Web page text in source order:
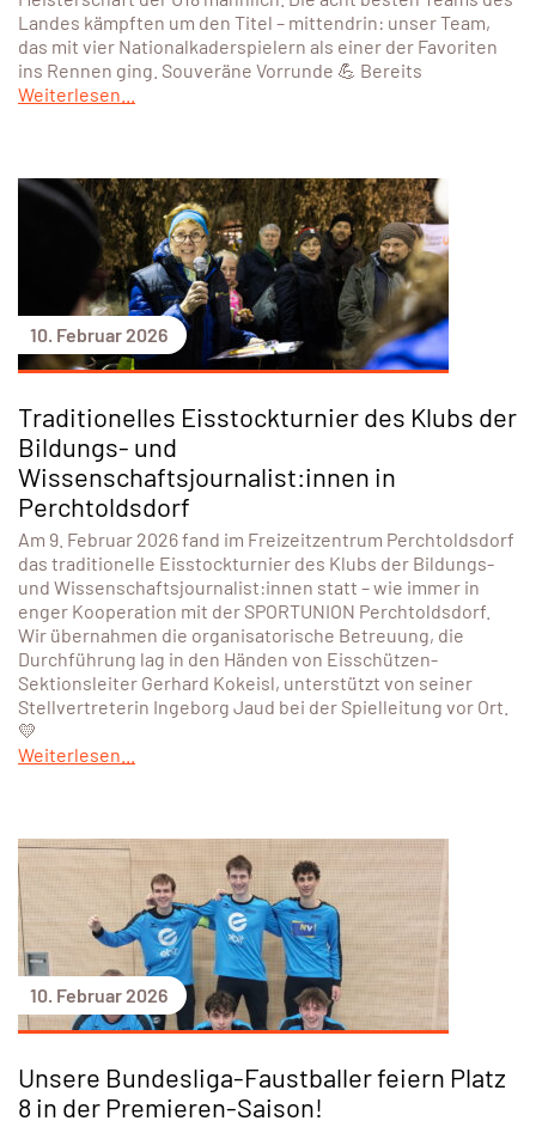
Landes kämpften um den Titel – mittendrin: unser Team,
das mit vier Nationalkaderspielern als einer der Favoriten
ins Rennen ging. Souveräne Vorrunde 💪 Bereits
Weiterlesen...
10. Februar 2026
Traditionelles Eisstockturnier des Klubs der
Bildungs- und
Wissenschaftsjournalist:innen in
Perchtoldsdorf
Am 9. Februar 2026 fand im Freizeitzentrum Perchtoldsdorf
das traditionelle Eisstockturnier des Klubs der Bildungs-
und Wissenschaftsjournalist:innen statt – wie immer in
enger Kooperation mit der SPORTUNION Perchtoldsdorf.
Wir übernahmen die organisatorische Betreuung, die
Durchführung lag in den Händen von Eisschützen-
Sektionsleiter Gerhard Kokeisl, unterstützt von seiner
Stellvertreterin Ingeborg Jaud bei der Spielleitung vor Ort.
💛
Weiterlesen...
10. Februar 2026
Unsere Bundesliga-Faustballer feiern Platz
8 in der Premieren-Saison!